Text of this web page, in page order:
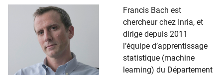
Francis Bach est
chercheur chez Inria, et
dirige depuis 2011
l’équipe d’apprentissage
statistique (machine
learning) du Département